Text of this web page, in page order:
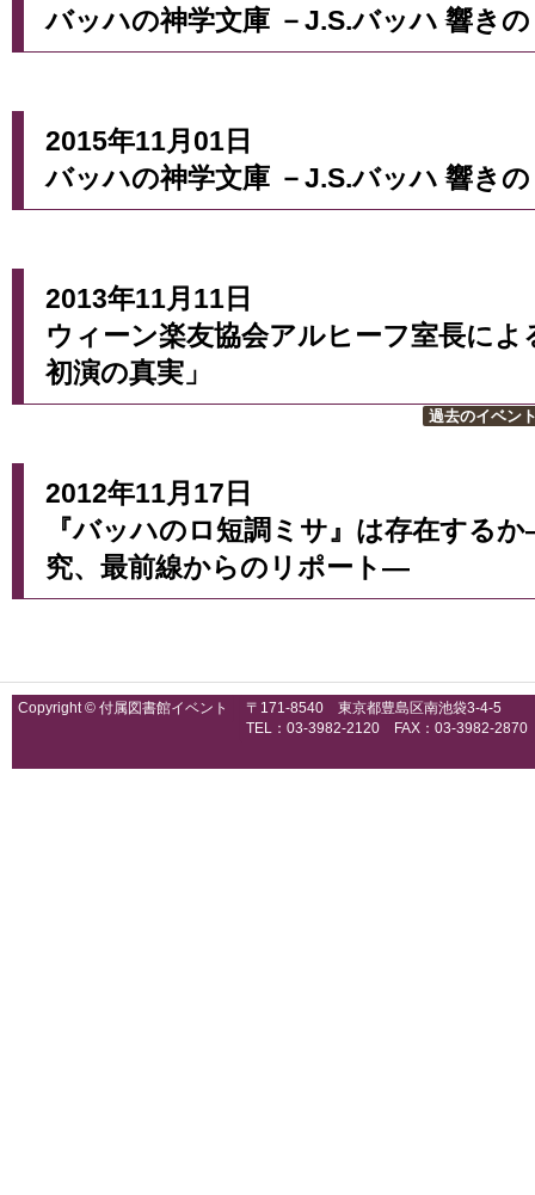
バッハの神学文庫 －J.S.バッハ 響き
2015年11月01日
バッハの神学文庫 －J.S.バッハ 響き
2013年11月11日
ウィーン楽友協会アルヒーフ室長によ
初演の真実」
過去のイベン
2012年11月17日
『バッハのロ短調ミサ』は存在する
究、最前線からのリポート―
Copyright © 付属図書館イベント
〒171-8540 東京都豊島区南池袋3-4-5
TEL：03-3982-2120 FAX：03-3982-2870